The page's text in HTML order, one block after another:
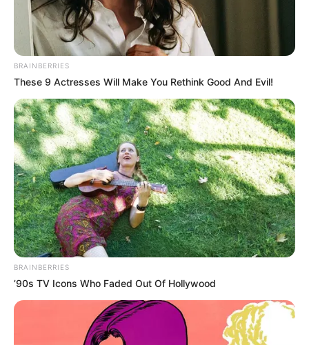
¿Es ilegal la venta de sus datos personales?
Todo tratamiento de su información personal debe ser
BRAINBERRIES
These 9 Actresses Will Make You Rethink Good And Evil!
BRAINBERRIES
’90s TV Icons Who Faded Out Of Hollywood